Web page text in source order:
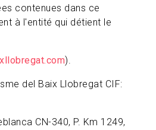
contenues dans ce
à l'entité qui détient le
).
del Baix Llobregat CIF:
CN-340, P. Km 1249,